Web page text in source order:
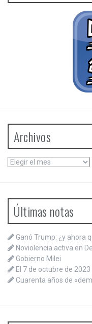
Archivos
Archivos
Últimas notas
Ganó Trump: ¿y ahora
Noviolencia activa en
Gobierno Milei
El 7 de octubre de
Cuarenta años de